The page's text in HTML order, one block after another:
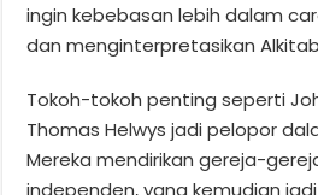
ingin kebebasan lebih dalam
dan menginterpretasikan
Tokoh-tokoh penting seperti
Thomas Helwys jadi pelopor
Mereka mendirikan gereja-
independen, yang kemudian